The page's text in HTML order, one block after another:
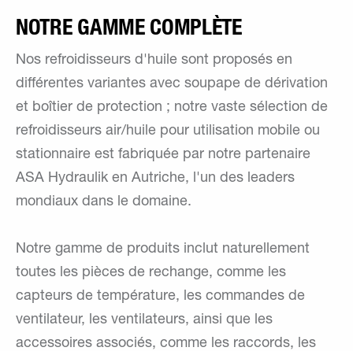
NOTRE GAMME COMPLÈTE
Nos refroidisseurs d'huile sont proposés en
différentes variantes avec soupape de dérivation
et boîtier de protection ; notre vaste sélection de
refroidisseurs air/huile pour utilisation mobile ou
stationnaire est fabriquée par notre partenaire
ASA Hydraulik en Autriche, l'un des leaders
mondiaux dans le domaine.
Notre gamme de produits inclut naturellement
toutes les pièces de rechange, comme les
capteurs de température, les commandes de
ventilateur, les ventilateurs, ainsi que les
accessoires associés, comme les raccords, les